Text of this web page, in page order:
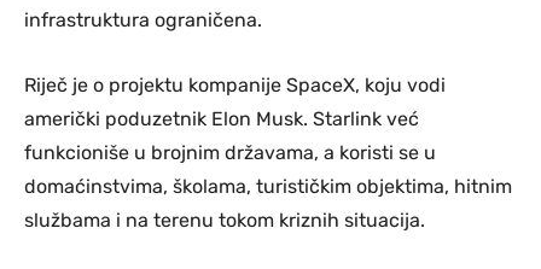
infrastruktura ograničena.
Riječ je o projektu kompanije SpaceX, koju vodi
američki poduzetnik Elon Musk. Starlink već
funkcioniše u brojnim državama, a koristi se u
domaćinstvima, školama, turističkim objektima, hitnim
službama i na terenu tokom kriznih situacija.